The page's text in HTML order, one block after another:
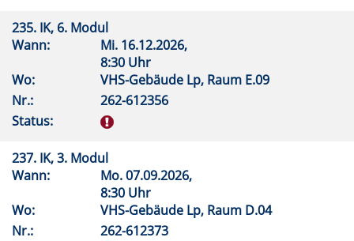
235. IK, 6. Modul
Wann:
Mi. 16.12.2026,
8:30 Uhr
Wo:
VHS-Gebäude Lp, Raum E.09
Nr.:
262-612356
Status:
237. IK, 3. Modul
Wann:
Mo.07.09.2026,
8:30 Uhr
Wo:
VHS-Gebäude Lp, Raum D.04
Nr.:
262-612373